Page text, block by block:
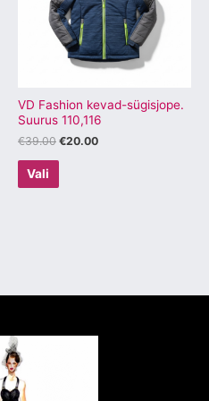
VD Fashion kevad-sügisjope.
Suurus 110,116
€39.00 €20.00
Vali
varianti.
Valikuid
saab
tootelehel.